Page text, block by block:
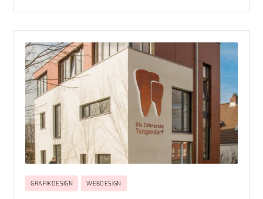
GRAFIKDESIGN WEBDESIGN